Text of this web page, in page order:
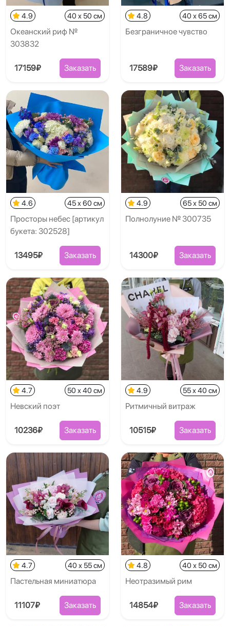
4.9 40 x 50 см
Океанский риф №
303832
17159₽ Заказать
4.8 40 x 65 см
Безграничное чувство
17589₽ Заказать
4.6 45 x 60 см
Просторы небес [артикул
букета: 302528]
13495₽ Заказать
4.9 65 x 50 см
Полнолуние № 300735
14300₽ Заказать
4.7 50 x 40 см
Невский поэт
10236₽ Заказать
4.9 55 x 40 см
Ритмичный витраж
10515₽ Заказать
4.7 40 x 55 см
Пастельная миниатюра
11107₽ Заказать
4.8 40 x 50 см
Неотразимый рим
14854₽ Заказать